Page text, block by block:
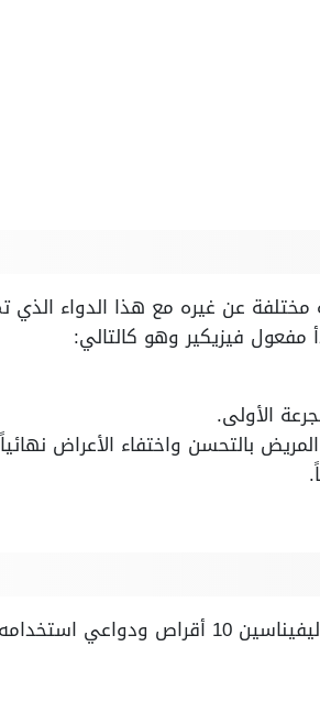
عن غيره مع هذا الدواء الذي
فيزيكير وهو كالتالي:
حبوب فيزيكير تنتمي إلى أدوية العناية بالمسالك البولية، واسمه العلمي سوليفيناسين 10 أقراص